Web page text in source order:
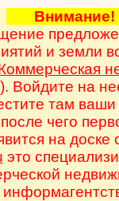
и земли
). Войдите на
там
чего
на
это